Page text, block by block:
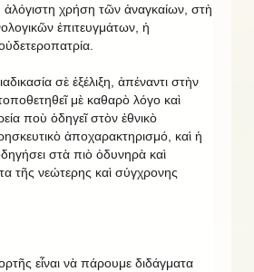
χρήση τῶν ἀναγκαίων, στὴ
ἐπιτευγμάτων, ἡ
σὲ ἐξέλιξη, ἀπέναντι στὴν
μὲ καθαρὸ λόγο καὶ
ποὺ ὁδηγεῖ στὸν ἐθνικὸ
ἀποχαρακτηρισμό, καὶ ἡ
στὰ πιὸ ὀδυνηρὰ καὶ
τῆς νεώτερης καὶ σύγχρονης
εἶναι νὰ πάρουμε διδάγματα